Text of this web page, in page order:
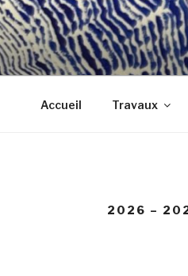
Accueil Travaux
2026 –